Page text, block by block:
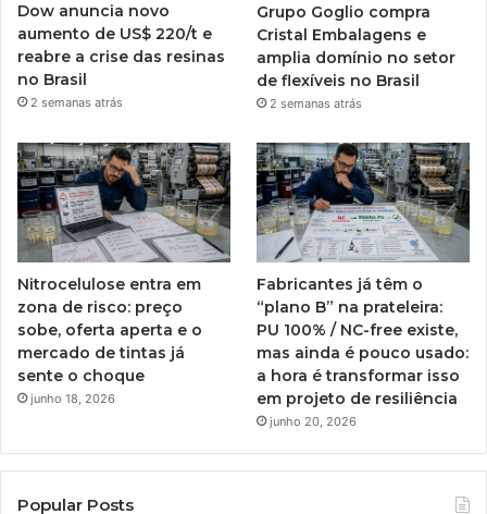
Dow anuncia novo
aumento de US$ 220/t e
reabre a crise das resinas
no Brasil
2 semanas atrás
Grupo Goglio compra
Cristal Embalagens e
amplia domínio no setor
de flexíveis no Brasil
2 semanas atrás
Nitrocelulose entra em
zona de risco: preço
sobe, oferta aperta e o
mercado de tintas já
sente o choque
junho 18, 2026
Fabricantes já têm o
“plano B” na prateleira:
PU 100% / NC-free existe,
mas ainda é pouco usado:
a hora é transformar isso
em projeto de resiliência
junho 20, 2026
Popular Posts